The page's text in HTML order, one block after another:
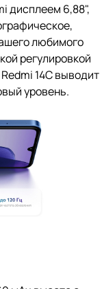
дисплеем 6,88",
любимого
регулировкой
14C выводит
уровень.